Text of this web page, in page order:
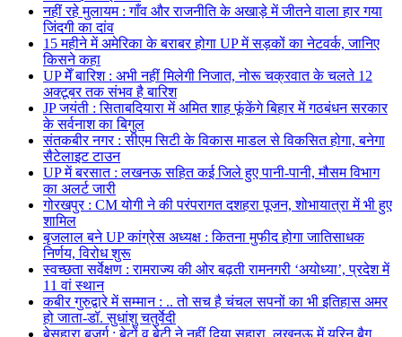
नहीं रहे मुलायम : गाँव और राजनीति के अखाड़े में जीतने वाला हार गया
जिंदगी का दांव
15 महीने में अमेरिका के बराबर होगा UP में सड़कों का नेटवर्क, जानिए
किसने कहा
UP मेँ बारिश : अभी नहीं मिलेगी निजात, नोरू चक्रवात के चलते 12
अक्टूबर तक संभव है बारिश
JP जयंती : सिताबदियारा में अमित शाह फूंकेंगे बिहार में गठबंधन सरकार
के सर्वनाश का बिगुल
संतकबीर नगर : सीएम सिटी के विकास माडल से विकसित होगा, बनेगा
सैटेलाइट टाउन
UP में बरसात : लखनऊ सहित कई जिले हुए पानी-पानी, मौसम विभाग
का अलर्ट जारी
गोरखपुर : CM योगी ने की परंपरागत दशहरा पूजन, शोभायात्रा में भी हुए
शामिल
बृजलाल बने UP कांग्रेस अध्यक्ष : कितना मुफीद होगा जातिसाधक
निर्णय, विरोध शुरू
स्वच्छता सर्वेक्षण : रामराज्य की ओर बढ़ती रामनगरी ‘अयोध्या’, प्रदेश में
11 वां स्थान
कबीर गुरुद्वारे में सम्मान : .. तो सच है चंचल सपनों का भी इतिहास अमर
हो जाता-डॉ. सुधांशु चतुर्वेदी
बेसहारा बुजुर्ग : बेटों व बेटी ने नहीं दिया सहारा, लखनऊ में यूरिन बैग